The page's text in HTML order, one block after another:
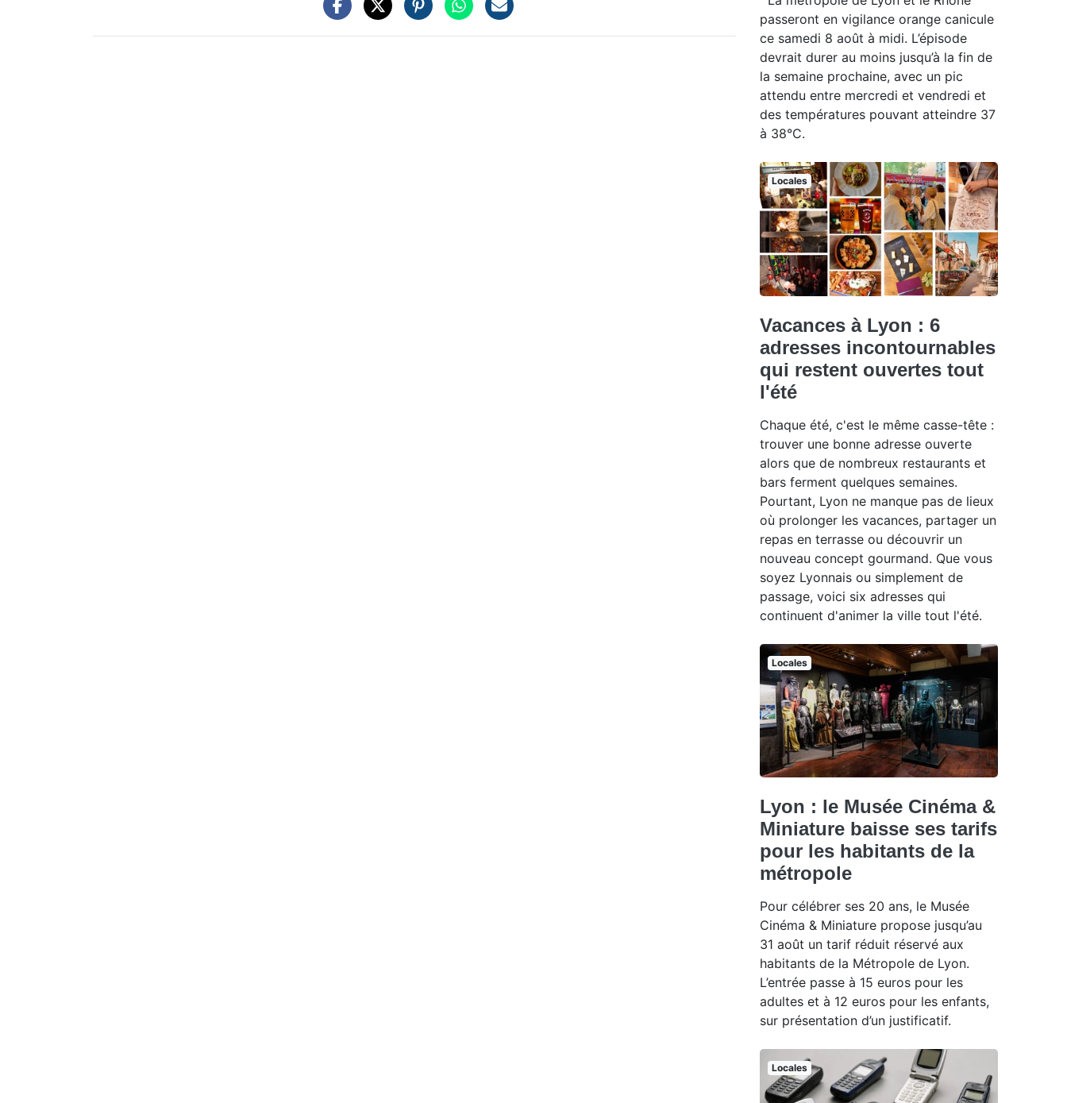
passeront en vigilance orange canicule
ce samedi 8 août à midi. L’épisode
devrait durer au moins jusqu’à la fin de
la semaine prochaine, avec un pic
attendu entre mercredi et vendredi et
des températures pouvant atteindre 37
à 38°C.
Locales
Vacances à Lyon : 6
adresses incontournables
qui restent ouvertes tout
l'été
Chaque été, c'est le même casse-tête :
trouver une bonne adresse ouverte
alors que de nombreux restaurants et
bars ferment quelques semaines.
Pourtant, Lyon ne manque pas de lieux
où prolonger les vacances, partager un
repas en terrasse ou découvrir un
nouveau concept gourmand. Que vous
soyez Lyonnais ou simplement de
passage, voici six adresses qui
continuent d'animer la ville tout l'été.
Locales
Lyon : le Musée Cinéma &
Miniature baisse ses tarifs
pour les habitants de la
métropole
Pour célébrer ses 20 ans, le Musée
Cinéma & Miniature propose jusqu’au
31 août un tarif réduit réservé aux
habitants de la Métropole de Lyon.
L’entrée passe à 15 euros pour les
adultes et à 12 euros pour les enfants,
sur présentation d’un justificatif.
Locales